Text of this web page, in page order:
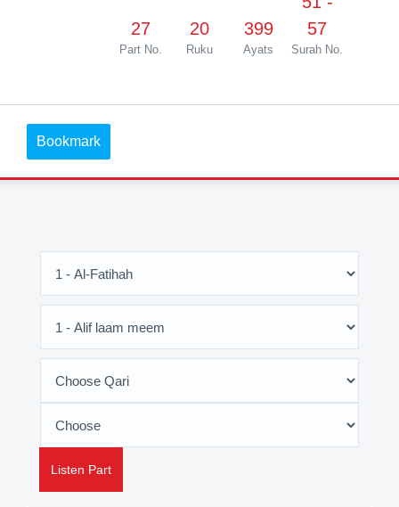
27
Part No.
20
Ruku
399
Ayats
57
Surah No.
Bookmark
Listen Part